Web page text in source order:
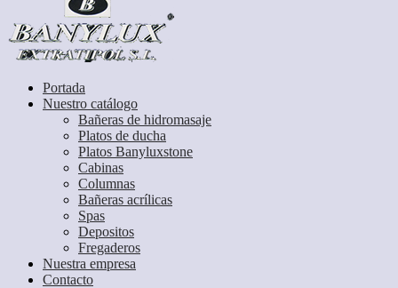
Portada
Nuestro catálogo
Bañeras de hidromasaje
Platos de ducha
Platos Banyluxstone
Cabinas
Columnas
Bañeras acrílicas
Spas
Depositos
Fregaderos
Nuestra empresa
Contacto